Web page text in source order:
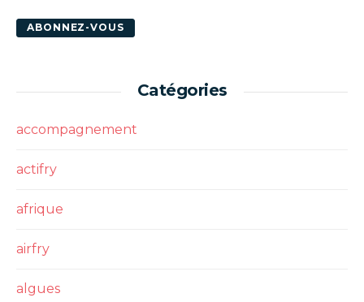
Catégories
accompagnement
actifry
afrique
airfry
algues